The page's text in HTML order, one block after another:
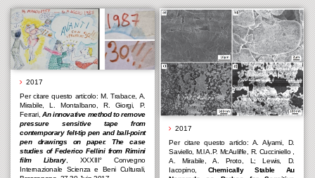
2017
Per citare questo articolo: M. Trabace, A.
Mirabile, L. Montalbano, R. Giorgi, P.
Ferrari,An innovative method to remove
pressure sensitive tape from
contemporary felt-tip pen and ball-point
pen drawings on paper. The case
studies of Federico Fellini from Rimini
film Library , XXXIII° Convegno
Internazionale Scienza e Beni Culturali,
2017
Per citare questo articlo: A. Alyami, D.
Saviello, M.l A.P. McAuliffe, R. Cucciniello ,
A. Mirabile, A. Proto, L; Lewis, D.
Iacopino, Chemically Stable Au